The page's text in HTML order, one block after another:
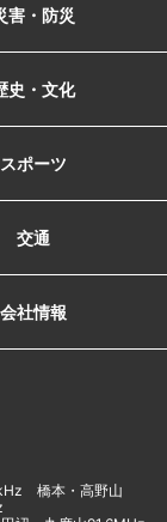
害・防災
史・文化
スポーツ
交通
会社情報
橋本・高野山